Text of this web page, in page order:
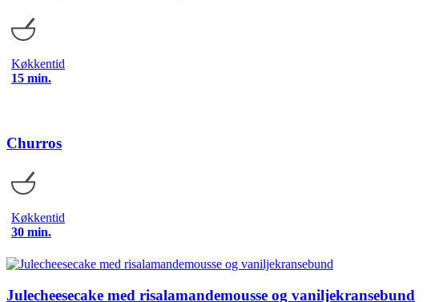
Køkkentid
15 min.
Churros
Køkkentid
30 min.
Julecheesecake med risalamandemousse og vaniljekransebund